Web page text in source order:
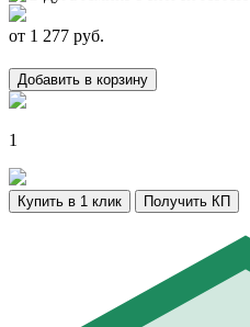
от 1 277 руб.
Добавить в корзину
1
Купить в 1 клик Получить КП